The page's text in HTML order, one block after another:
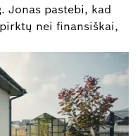
Jonas pastebi, kad
nei finansiškai,